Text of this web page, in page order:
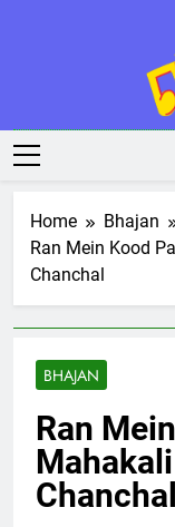
Home
Bhajan
Ran Mein Kood
Chanchal
BHAJAN
Ran
Chanchal